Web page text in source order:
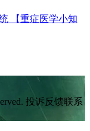
【重症医学小知
投诉反馈联系